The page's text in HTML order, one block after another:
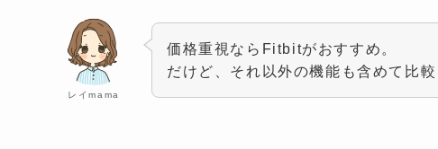
レイmama
価格重視ならFitbitがおすすめ。
だけど、それ以外の機能も含めて比較